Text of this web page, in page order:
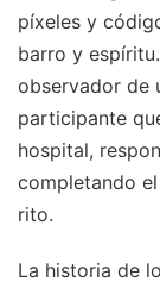
píxeles y
barro y
observador de
participante
hospital,
completando
rito.
La historia de